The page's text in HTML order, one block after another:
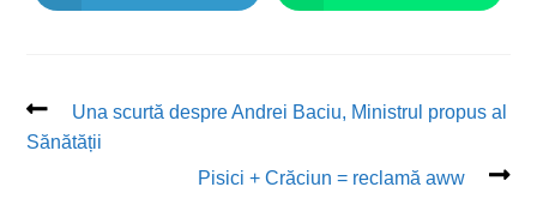
Una scurtă despre Andrei Baciu, Ministrul propus al
Sănătății
Pisici + Crăciun = reclamă aww